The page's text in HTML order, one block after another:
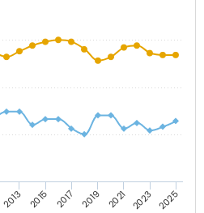
2013 2015 2017 2019 2021 2023 2025